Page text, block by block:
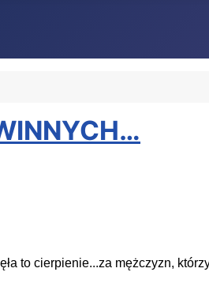
to cierpienie...za mężczyzn,